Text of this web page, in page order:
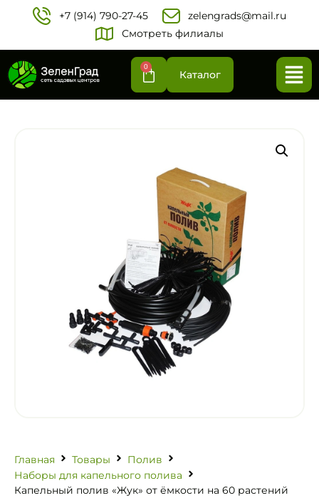
+7 (914) 790-27-45‬
zelengrads@mail.ru
Смотреть филиалы
0
Каталог
Главная Товары
Полив
Наборы для капельного полива
Капельный полив «Жук» от ёмкости на 60 растений